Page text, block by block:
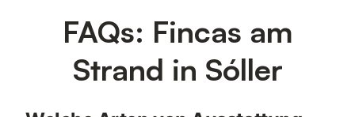
FAQs: Fincas am
Strand in Sóller